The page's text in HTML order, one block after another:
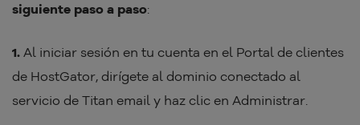
siguiente paso a paso:
1. Al iniciar sesión en tu cuenta en el Portal de clientes
de HostGator, dirígete al dominio conectado al
servicio de Titan email y haz clic en Administrar.